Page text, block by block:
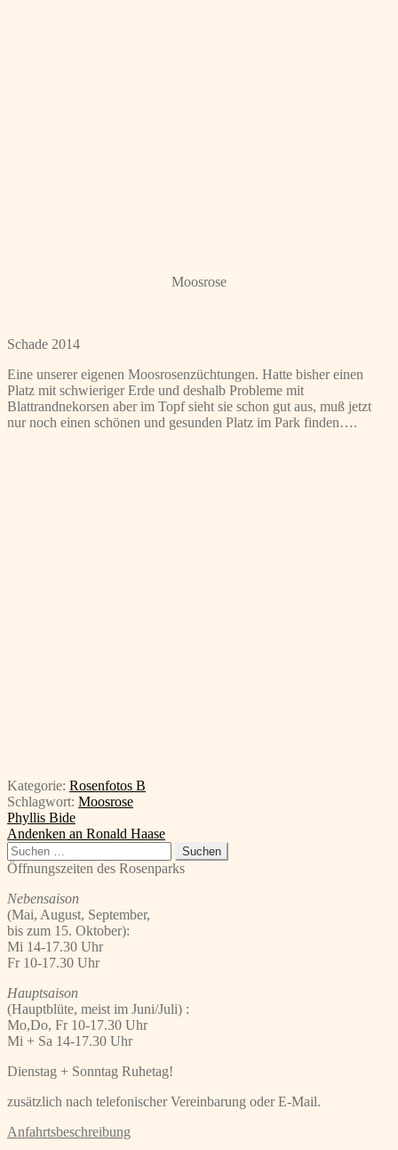
Moosrose
Schade 2014
Eine unserer eigenen Moosrosenzüchtungen. Hatte bisher einen
Platz mit schwieriger Erde und deshalb Probleme mit
Blattrandnekorsen aber im Topf sieht sie schon gut aus, muß jetzt
nur noch einen schönen und gesunden Platz im Park finden….
Kategorie: Rosenfotos B
Schlagwort: Moosrose
Beitragsnavigation
Vorheriger
Beitrag:
Phyllis Bide
Nächster
Beitrag:
Andenken an Ronald Haase
Suchen
nach:
Öffnungszeiten des Rosenparks
Nebensaison
(Mai, August, September,
bis zum 15. Oktober):
Mi 14-17.30 Uhr
Fr 10-17.30 Uhr
Hauptsaison
(Hauptblüte, meist im Juni/Juli) :
Mo,Do, Fr 10-17.30 Uhr
Mi + Sa 14-17.30 Uhr
Dienstag + Sonntag Ruhetag!
zusätzlich nach telefonischer Vereinbarung oder E-Mail.
Anfahrtsbeschreibung